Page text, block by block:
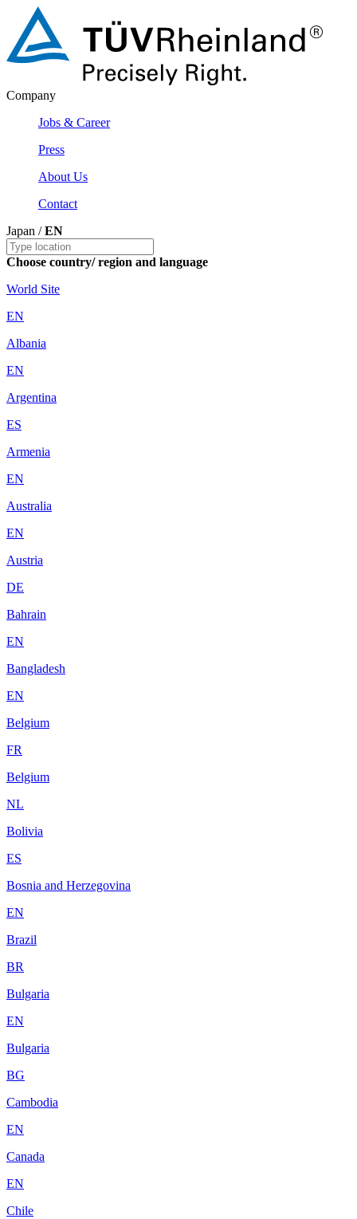
Company
Jobs & Career
Press
About Us
Contact
Japan /EN
Choose country/ region and language
World Site
EN
Albania
EN
Argentina
ES
Armenia
EN
Australia
EN
Austria
DE
Bahrain
EN
Bangladesh
EN
Belgium
FR
Belgium
NL
Bolivia
ES
Bosnia and Herzegovina
EN
Brazil
BR
Bulgaria
EN
Bulgaria
BG
Cambodia
EN
Canada
EN
Chile